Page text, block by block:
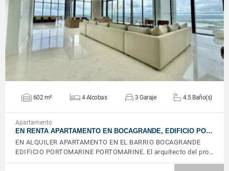
VER DETALLES
602 m² 4 Alcobas 3 Garaje 4.5 Baño(s)
Apartamento
EN RENTA APARTAMENTO EN BOCAGRANDE, EDIFICIO PO…
EN ALQUILER APARTAMENTO EN EL BARRIO BOCAGRANDE
EDIFICIO PORTOMARINE PORTOMARINE. El arquitecto del pro…